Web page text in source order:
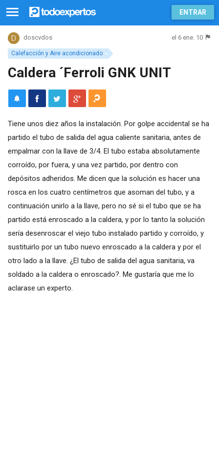
ENTRAR
Calefacción y Aire acondicionado
doscvdos el 6 ene. 10
Caldera ´Ferroli GNK UNIT
Tiene unos diez años la instalación. Por golpe accidental se ha
partido el tubo de salida del agua caliente sanitaria, antes de
empalmar con la llave de 3/4. El tubo estaba absolutamente
corroído, por fuera, y una vez partido, por dentro con
depósitos adheridos. Me dicen que la solución es hacer una
rosca en los cuatro centímetros que asoman del tubo, y a
continuación unirlo a la llave, pero no sé si el tubo que se ha
partido está enroscado a la caldera, y por lo tanto la solución
sería desenroscar el viejo tubo instalado partido y corroído, y
sustituirlo por un tubo nuevo enroscado a la caldera y por el
otro lado a la llave. ¿El tubo de salida del agua sanitaria, va
soldado a la caldera o enroscado?. Me gustaría que me lo
aclarase un experto.